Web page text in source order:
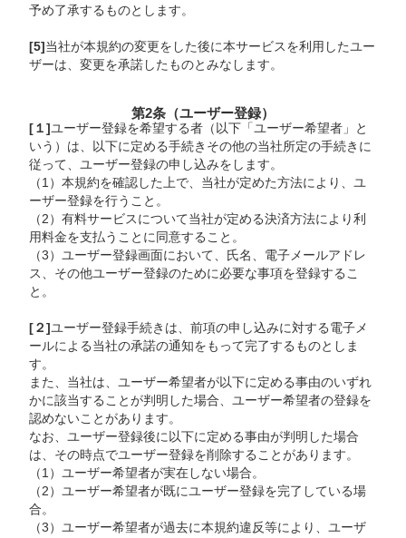
予め了承するものとします。
[5] 当社が本規約の変更をした後に本サービスを利用したユー
ザーは、変更を承諾したものとみなします。
第2条（ユーザー登録）
[１]ユーザー登録を希望する者（以下「ユーザー希望者」と
いう）は、以下に定める手続きその他の当社所定の手続きに
従って、ユーザー登録の申し込みをします。
（1）本規約を確認した上で、当社が定めた方法により、ユ
ーザー登録を行うこと。
（2）有料サービスについて当社が定める決済方法により利
用料金を支払うことに同意すること。
（3）ユーザー登録画面において、氏名、電子メールアドレ
ス、その他ユーザー登録のために必要な事項を登録するこ
と。
[２]ユーザー登録手続きは、前項の申し込みに対する電子メ
ールによる当社の承諾の通知をもって完了するものとしま
す。
また、当社は、ユーザー希望者が以下に定める事由のいずれ
かに該当することが判明した場合、ユーザー希望者の登録を
認めないことがあります。
なお、ユーザー登録後に以下に定める事由が判明した場合
は、その時点でユーザー登録を削除することがあります。
（1）ユーザー希望者が実在しない場合。
（2）ユーザー希望者が既にユーザー登録を完了している場
合。
（3）ユーザー希望者が過去に本規約違反等により、ユーザ